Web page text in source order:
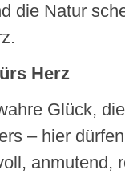
die Natur
Herz
Glück,
– hier
anmutend,